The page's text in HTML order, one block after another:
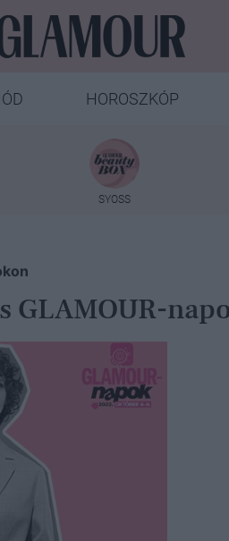
HOROSZKÓP
SYOSS
GLAMOUR-